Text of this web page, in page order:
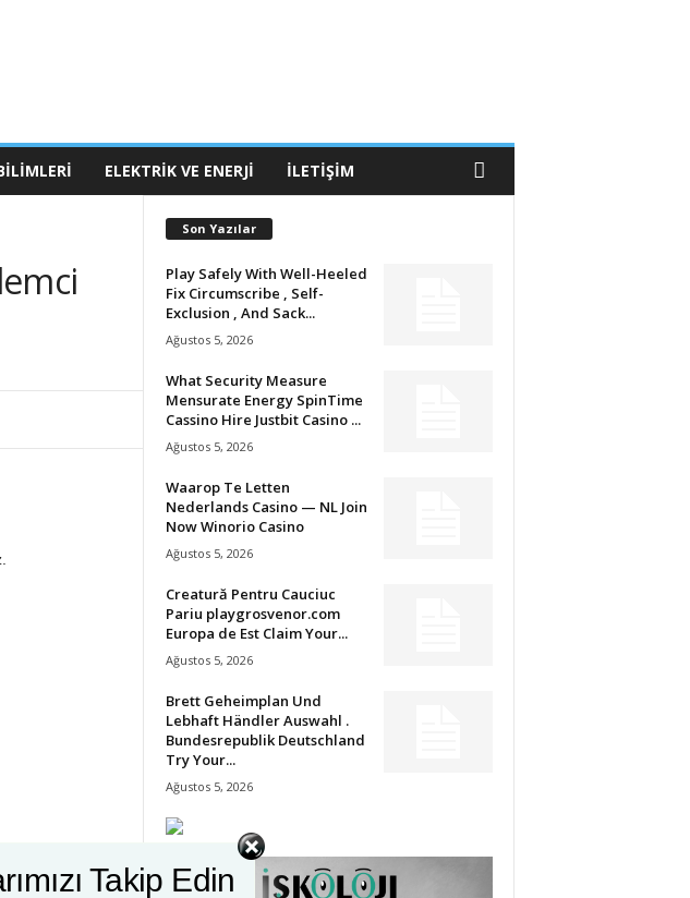
ELEKTRIK VE ENERJI İLETIŞIM
Son Yazılar
Play Safely With Well-Heeled
Fix Circumscribe , Self-
Exclusion , And Sack...
Ağustos 5, 2026
What Security Measure
Mensurate Energy SpinTime
Cassino Hire Justbit Casino ...
Ağustos 5, 2026
Waarop Te Letten
Nederlands Casino — NL Join
Now Winorio Casino
Ağustos 5, 2026
Creatură Pentru Cauciuc
Pariu playgrosvenor.com
Europa de Est Claim Your...
Ağustos 5, 2026
Brett Geheimplan Und
Lebhaft Händler Auswahl .
Bundesrepublik Deutschland
Try Your...
Ağustos 5, 2026
Takip Edin